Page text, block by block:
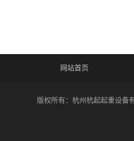
网站首页
版权所有：杭州杭起起重设备